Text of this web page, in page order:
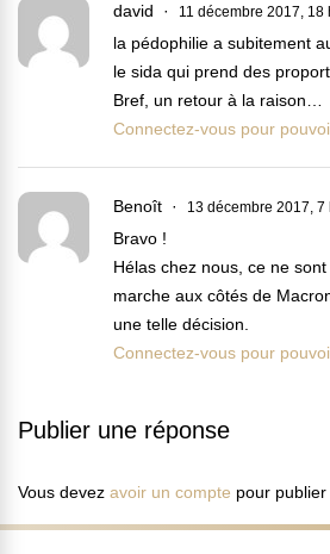
david 11 décembre 2017, 18
la pédophilie a subitement
le sida qui prend des
Bref, un retour à la raison…
Connectez-vous pour
Benoît 13 décembre 2017, 7
Bravo !
Hélas chez nous, ce ne
marche aux côtés de
une telle décision.
Connectez-vous pour
Publier une réponse
Vous devez avoir un compte pour